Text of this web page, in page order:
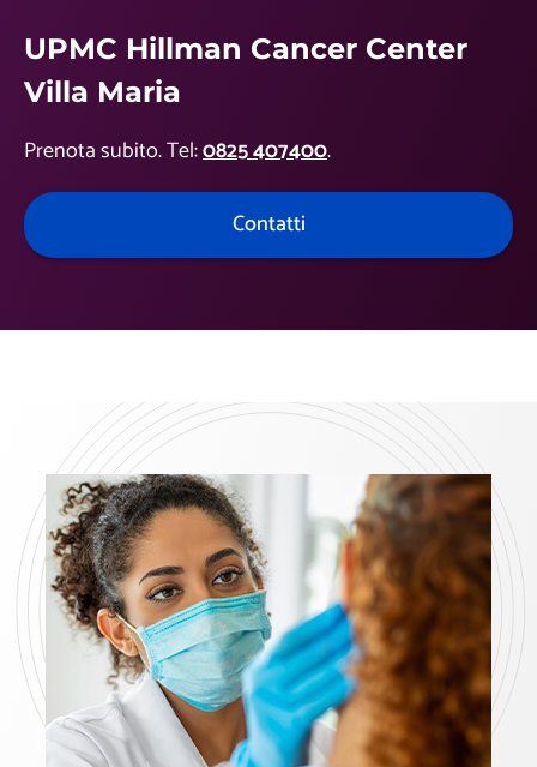
UPMC Hillman Cancer Center
Villa Maria
Prenota subito. Tel:0825 407400.
Contatti